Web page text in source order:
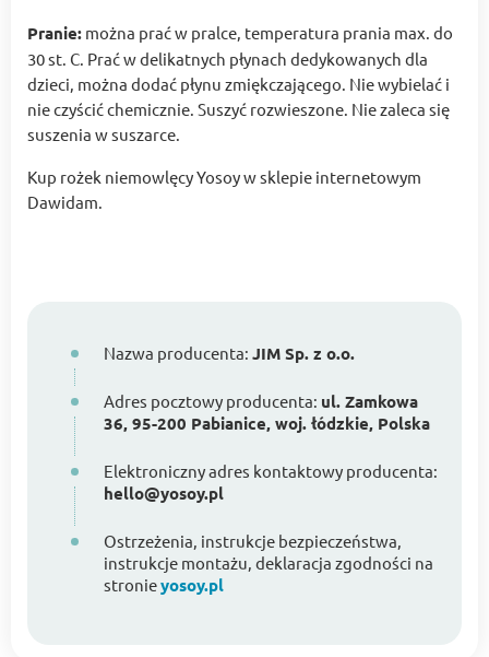
Pranie: można prać w pralce, temperatura prania max. do
30 st. C. Prać w delikatnych płynach dedykowanych dla
dzieci, można dodać płynu zmiękczającego. Nie wybielać i
nie czyścić chemicznie. Suszyć rozwieszone. Nie zaleca się
suszenia w suszarce.
Kup rożek niemowlęcy Yosoy w sklepie internetowym
Dawidam.
Nazwa producenta: JIM Sp. z o.o.
Adres pocztowy producenta: ul. Zamkowa
36, 95-200 Pabianice, woj. łódzkie, Polska
Elektroniczny adres kontaktowy producenta:
hello@yosoy.pl
Ostrzeżenia, instrukcje bezpieczeństwa,
instrukcje montażu, deklaracja zgodności na
stronieyosoy.pl